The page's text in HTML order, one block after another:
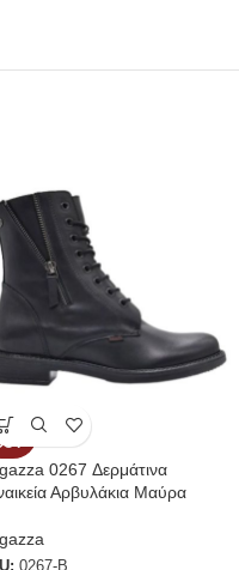
0267 Δερμάτινα
Αρβυλάκια Μαύρα
0267-B